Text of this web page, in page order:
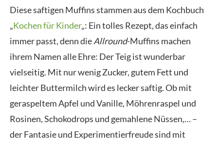
Diese saftigen Muffins stammen aus dem Kochbuch
„Kochen für Kinder„: Ein tolles Rezept, das einfach
immer passt, denn dieAllround-Muffins machen
ihrem Namen alle Ehre: Der Teig ist wunderbar
vielseitig. Mit nur wenig Zucker, gutem Fett und
leichter Buttermilch wird es lecker saftig. Ob mit
geraspeltem Apfel und Vanille, Möhrenraspel und
Rosinen, Schokodrops und gemahlene Nüssen,… –
der Fantasie und Experimentierfreude sind mit